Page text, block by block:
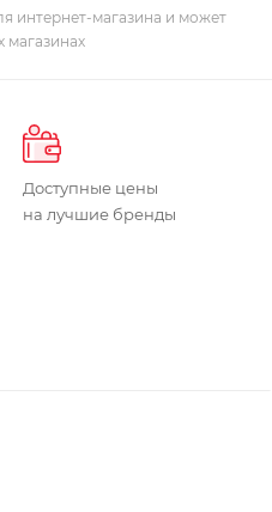
интернет-магазина и может
магазинах
Доступные цены
на лучшие бренды